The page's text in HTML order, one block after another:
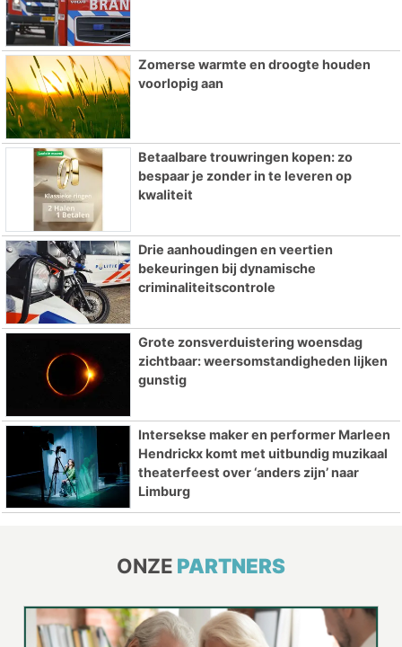
Zomerse warmte en droogte houden
voorlopig aan
Betaalbare trouwringen kopen: zo
bespaar je zonder in te leveren op
kwaliteit
Drie aanhoudingen en veertien
bekeuringen bij dynamische
criminaliteitscontrole
Grote zonsverduistering woensdag
zichtbaar: weersomstandigheden lijken
gunstig
Intersekse maker en performer Marleen
Hendrickx komt met uitbundig muzikaal
theaterfeest over ‘anders zijn’ naar
Limburg
ONZE PARTNERS